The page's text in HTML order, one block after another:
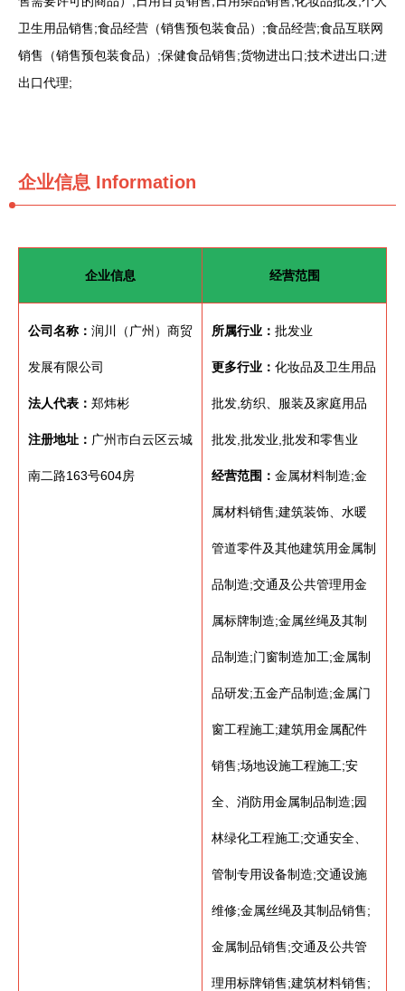
卫生用品销售;食品经营（销售预包装食品）;食品经营;食品互联网
销售（销售预包装食品）;保健食品销售;货物进出口;技术进出口;进
出口代理;
企业信息 Information
企业信息 经营范围
公司名称： 润川（广州）商贸
发展有限公司
法人代表： 郑炜彬
注册地址： 广州市白云区云城
南二路163号604房
所属行业： 批发业
更多行业： 化妆品及卫生用品
批发,纺织、服装及家庭用品
批发,批发业,批发和零售业
经营范围： 金属材料制造;金
属材料销售;建筑装饰、水暖
管道零件及其他建筑用金属制
品制造;交通及公共管理用金
属标牌制造;金属丝绳及其制
品制造;门窗制造加工;金属制
品研发;五金产品制造;金属门
窗工程施工;建筑用金属配件
销售;场地设施工程施工;安
全、消防用金属制品制造;园
林绿化工程施工;交通安全、
管制专用设备制造;交通设施
维修;金属丝绳及其制品销售;
金属制品销售;交通及公共管
理用标牌销售;建筑材料销售;